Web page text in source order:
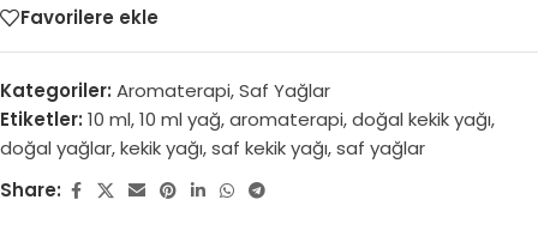
Favorilere ekle
Kategoriler: Aromaterapi,Saf Yağlar
Etiketler: 10 ml,10 ml yağ,aromaterapi,doğal kekik yağı,
doğal yağlar,kekik yağı,saf kekik yağı,saf yağlar
Share: